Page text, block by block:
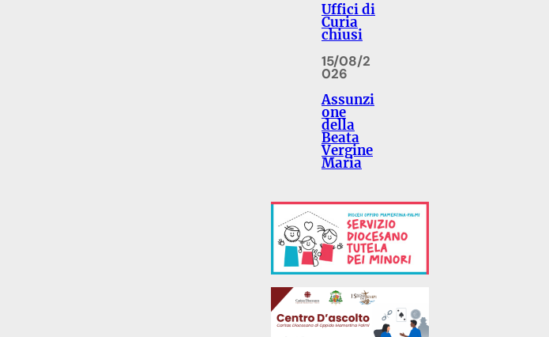
Uffici di
Curia
chiusi
15/08/2
026
Assunzi
one
della
Beata
Vergine
Maria